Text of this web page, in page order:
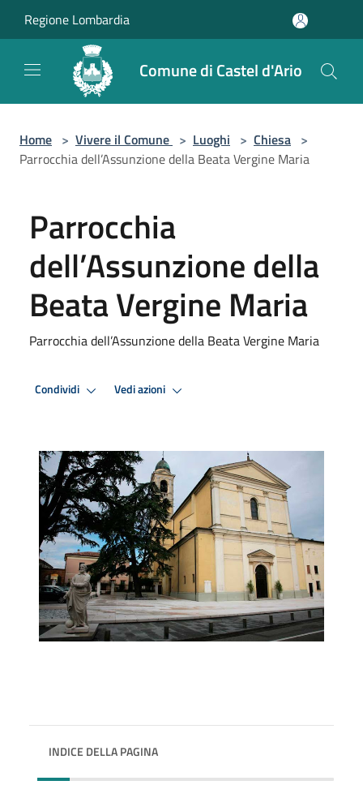
Regione Lombardia
Comune di Castel d'Ario
Home > Vivere il Comune > Luoghi > Chiesa >
Parrocchia dell’Assunzione della Beata Vergine Maria
Parrocchia
dell’Assunzione della
Beata Vergine Maria
Parrocchia dell’Assunzione della Beata Vergine Maria
Condividi Vedi azioni
INDICE DELLA PAGINA